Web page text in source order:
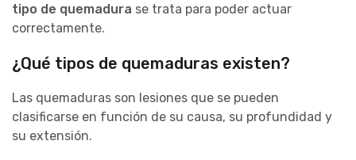
tipo de quemadura se trata para poder actuar
correctamente.
¿Qué tipos de quemaduras existen?
Las quemaduras son lesiones que se pueden
clasificarse en función de su causa, su profundidad y
su extensión.